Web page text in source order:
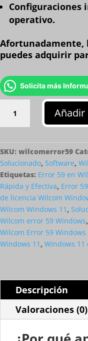
Configuraciones
operativo.
Afortunadamente,
puedes adquirir
Solicita más
en
Windows
11
Versión
24H2
Solucionado
cantidad
Añadir
SKU: wilcomerror59
Solucionado, Software,
Etiquetas: Error 59 en
Rápida y Efectiva, Error
de licencia Wilcom
Wilcom Windows 11 ,
Wilcom error 59 Windows,
Wilcom Error 59
Windows 11 , Windows 11
Descripción
Valoraciones (0)